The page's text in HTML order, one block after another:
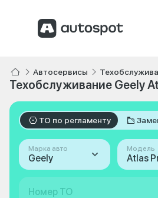
Автосервисы
Техобслуживание Geely
ТО по регламенту
Марка авто
Geely
Модель
Atlas
Номер ТО